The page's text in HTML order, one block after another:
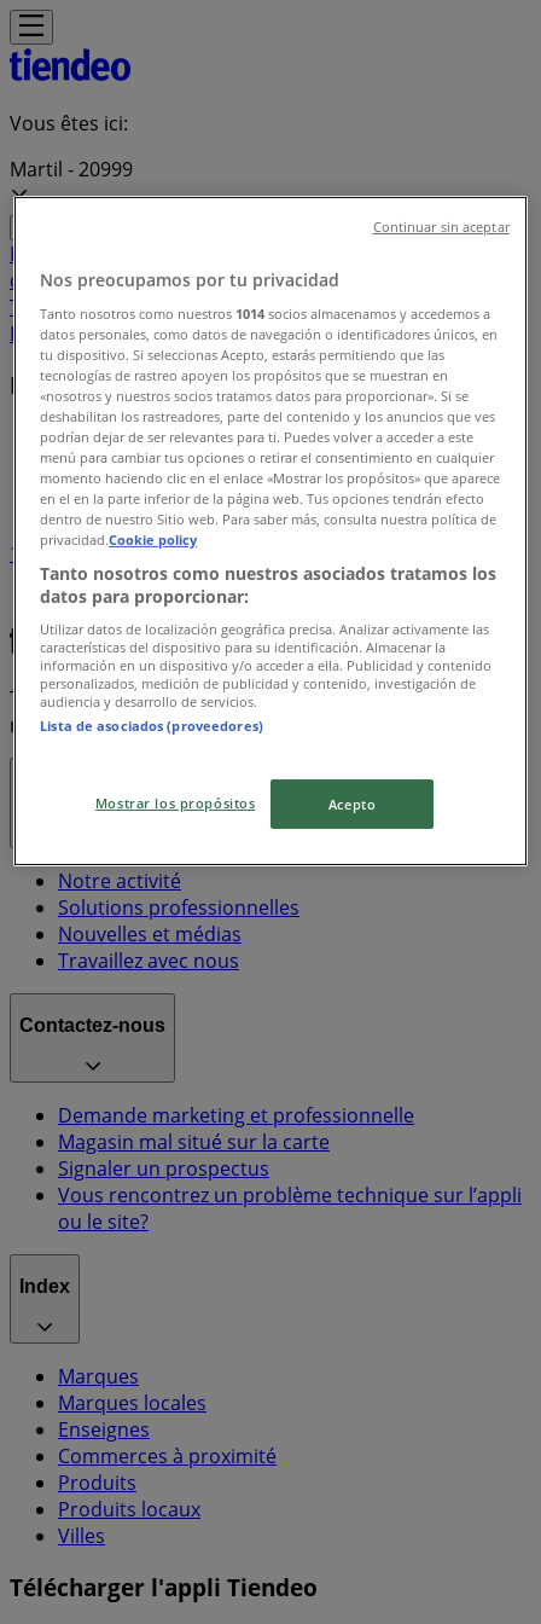
Vous êtes ici:
Martil - 20999
Featured
chaussures et accessoires Électroménager et
TechnologieParfumeries et BeautéSportJouets et
BébéVoitures, Motos et Accessoires RestaurantsBanques
Marques locales
Tiendeo dans Martil»
Index des marques
1
LG
Apple Coca cola
Tiendeo fait partie de Shopfully, l'entreprise tech qui
réinvente le commerce de proximité à travers le monde.
Notre activité
Solutions professionnelles
Nouvelles et médias
Travaillez avec nous
Contactez-nous
Demande marketing et professionnelle
Magasin mal situé sur la carte
Signaler un prospectus
Vous rencontrez un problème technique sur l’appli
ou le site?
Index
Marques
Marques locales
Enseignes
Commerces à proximité
Produits
Produits locaux
Villes
Télécharger l'appli Tiendeo
Nos preocupamos por tu privacidad
Tanto nosotros como nuestros 1014 socios almacenamos y accedemos a
datos personales, como datos de navegación o identificadores únicos, en
tu dispositivo. Si seleccionas Acepto, estarás permitiendo que las
tecnologías de rastreo apoyen los propósitos que se muestran en
«nosotros y nuestros socios tratamos datos para proporcionar». Si se
deshabilitan los rastreadores, parte del contenido y los anuncios que ves
podrían dejar de ser relevantes para ti. Puedes volver a acceder a este
menú para cambiar tus opciones o retirar el consentimiento en cualquier
momento haciendo clic en el enlace «Mostrar los propósitos» que aparece
en el en la parte inferior de la página web. Tus opciones tendrán efecto
dentro de nuestro Sitio web. Para saber más, consulta nuestra política de
privacidad.Cookie policy
Tanto nosotros como nuestros asociados tratamos los
datos para proporcionar:
Utilizar datos de localización geográfica precisa. Analizar activamente las
características del dispositivo para su identificación. Almacenar la
información en un dispositivo y/o acceder a ella. Publicidad y contenido
personalizados, medición de publicidad y contenido, investigación de
audiencia y desarrollo de servicios.
Lista de asociados (proveedores)
Mostrar los propósitos Acepto
Continuar sin aceptar